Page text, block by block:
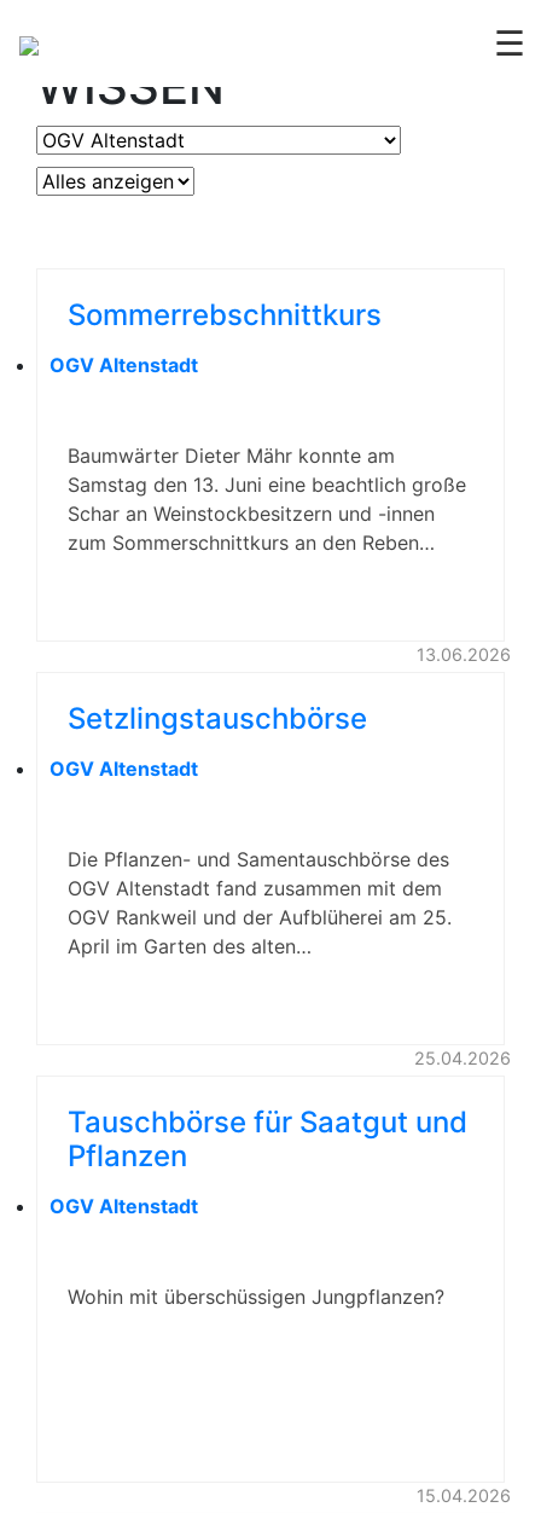
☰
OGV
WISSEN
Sommerrebschnittkurs
OGV Altenstadt
Baumwärter Dieter Mähr konnte am
Samstag den 13. Juni eine beachtlich große
Schar an Weinstockbesitzern und -innen
zum Sommerschnittkurs an den Reben…
13.06.2026
Setzlingstauschbörse
OGV Altenstadt
Die Pflanzen- und Samentauschbörse des
OGV Altenstadt fand zusammen mit dem
OGV Rankweil und der Aufblüherei am 25.
April im Garten des alten…
25.04.2026
Tauschbörse für Saatgut und
Pflanzen
OGV Altenstadt
Wohin mit überschüssigen Jungpflanzen?
15.04.2026